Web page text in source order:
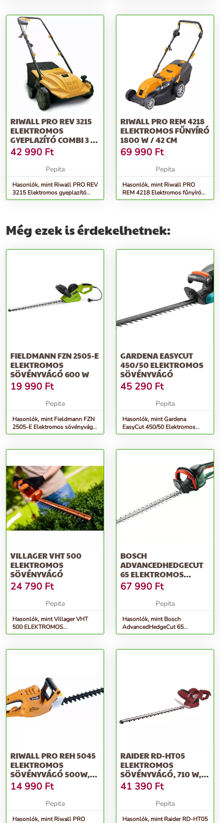
RIWALL PRO REV 3215
ELEKTROMOS
GYEPLAZÍTÓ COMBI 3 AZ
1-BEN
42 990 Ft
Pepita
Hasonlók, mint Riwall PRO REV
3215 Elektromos gyeplazító
combi 3 az 1-ben
RIWALL PRO REM 4218
ELEKTROMOS FŰNYÍRÓ
1800 W / 42 CM
69 990 Ft
Pepita
Hasonlók, mint Riwall PRO
REM 4218 Elektromos fűnyíró
1800 W / 42 cm
Még ezek is érdekelhetnek:
FIELDMANN FZN 2505-E
ELEKTROMOS
SÖVÉNYVÁGÓ 600 W
19 990 Ft
Pepita
Hasonlók, mint Fieldmann FZN
2505-E Elektromos sövényvágó
600 W
GARDENA EASYCUT
450/50 ELEKTROMOS
SÖVÉNYVÁGÓ
45 290 Ft
Pepita
Hasonlók, mint Gardena
EasyCut 450/50 Elektromos
sövényvágó
VILLAGER VHT 500
ELEKTROMOS
SÖVÉNYVÁGÓ
24 790 Ft
Pepita
Hasonlók, mint Villager VHT
500 ELEKTROMOS
SÖVÉNYVÁGÓ
BOSCH
ADVANCEDHEDGECUT
65 ELEKTROMOS
SÖVÉNYVÁGÓ
(06008C0801)
67 990 Ft
Pepita
Hasonlók, mint Bosch
AdvancedHedgeCut 65
elektromos sövényvágó
RIWALL PRO REH 5045
ELEKTROMOS
SÖVÉNYVÁGÓ 500W,
SÁRGA
14 990 Ft
Pepita
Hasonlók, mint Riwall PRO
RAIDER RD-HT05
ELEKTROMOS
SÖVÉNYVÁGÓ, 710 W,
FORGATHATÓ
FOGANTYÚ
41 390 Ft
Pepita
Hasonlók, mint Raider RD-HT05